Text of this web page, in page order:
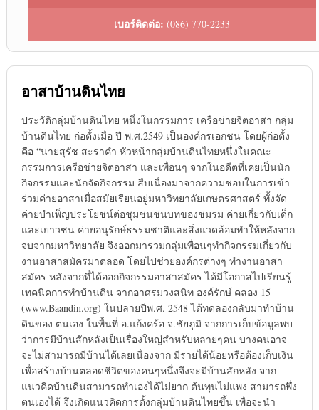
เบอร์ติดต่อ: (086) 770-2233
อาสาบ้านดินไทย
ประวัติกลุ่มบ้านดินไทย หนึ่งในกรรมการ เครือข่ายจิตอาสา กลุ่ม
บ้านดินไทย ก่อตั้งเมื่อ ปี พ.ศ.2549 เป็นองค์กรเอกชน โดยผู้ก่อตั้ง
คือ “นายสุรัช สะราคำ หัวหน้ากลุ่มบ้านดินไทยหนึ่งในคณะ
กรรมการเครือข่ายจิตอาสา และเพื่อนๆ จากในอดีตที่เคยเป็นนัก
กิจกรรมและนักจัดกิจกรรม สืบเนื่องมาจากความชอบในการเข้า
ร่วมค่ายอาสาเมื่อสมัยเรียนอยู่มหาวิทยาลัยเกษตรศาสตร์ ทั้งจัด
ค่ายบำเพ็ญประโยชน์ต่อชุมชนชนบทของชมรม ค่ายเกี่ยวกับเด็ก
และเยาวชน ค่ายอนุรักษ์ธรรมชาติและสิ่งแวดล้อมทำให้หลังจาก
จบจากมหาวิทยาลัย จึงออกมารวมกลุ่มเพื่อนๆทำกิจกรรมเกี่ยวกับ
งานอาสาสมัครมาตลอด โดยไปช่วยองค์กรต่างๆ ทำงานอาสา
สมัคร หลังจากที่ได้ออกกิจกรรมอาสาสมัคร ได้มีโอกาสไปเรียนรู้
เทคนิคการทำบ้านดิน จากอาศรมวงสนิท องค์รักษ์ คลอง 15
(www.Baandin.org) ในปลายปีพ.ศ. 2548 ได้ทดลองกลับมาทำบ้าน
ดินของ ตนเอง ในพื้นที่ อ.แก้งคร้อ จ.ชัยภูมิ จากการเก็บข้อมูลพบ
ว่าการมีบ้านสักหลังเป็นเรื่องใหญ่สำหรับหลายๆคน บางคนอาจ
จะไม่สามารถมีบ้านได้เลยเนื่องจาก มีรายได้น้อยหรือต้องเก็บเงิน
เพื่อสร้างบ้านตลอดชีวิตของคนๆหนึ่งจึงจะมีบ้านสักหลัง จาก
แนวคิดบ้านดินสามารถทำเองได้ไม่ยาก ต้นทุนไม่แพง สามารถพึ่ง
ตนเองได้ จึงเกิดแนวคิดการตั้งกลุ่มบ้านดินไทยขึ้น เพื่อจะนำ